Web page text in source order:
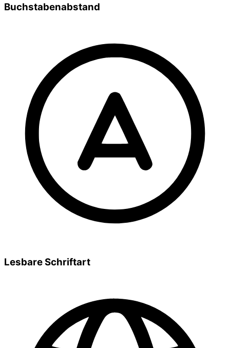
Buchstabenabstand
Lesbare Schriftart